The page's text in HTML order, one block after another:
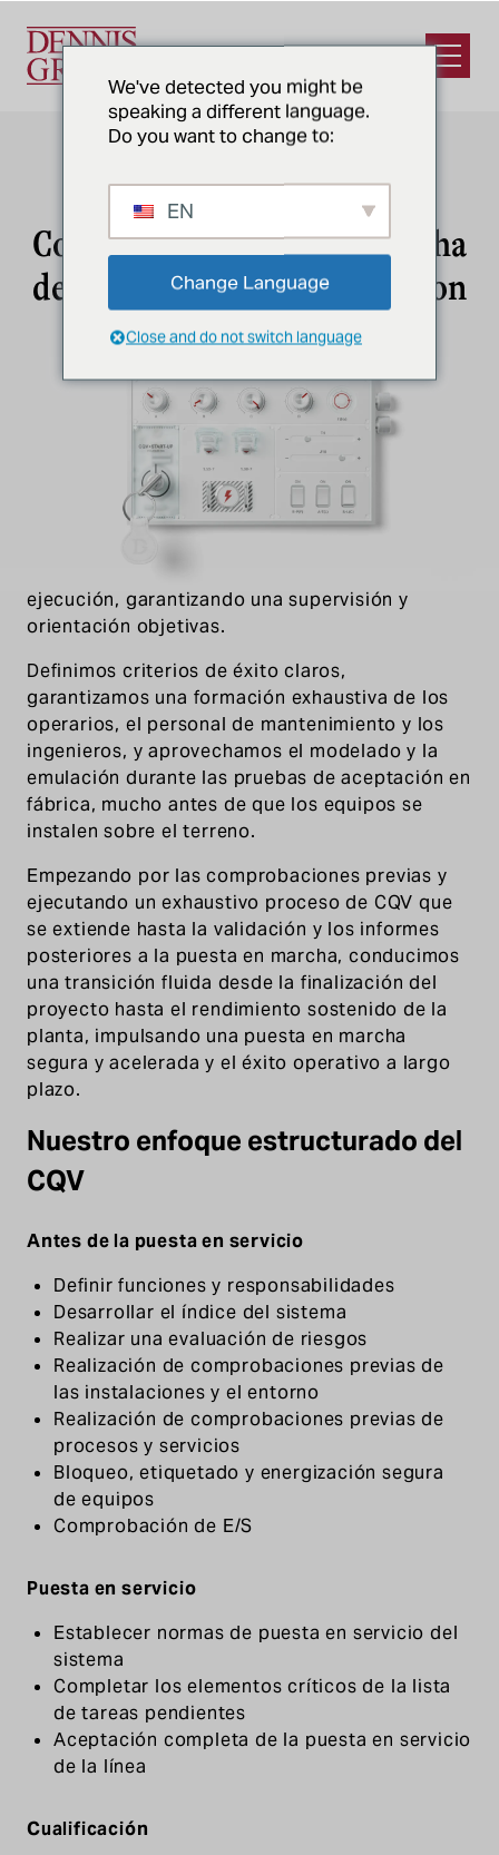
Abrir el
Puesta en marcha de la producción
de alimentos y bebidas
El éxito de la puesta en servicio comienza con
una planificación cuidadosa y una ejecución
estructurada. Comenzamos con un equipo
independencia de los equipos de diseño y
ejecución, garantizando una supervisión y
orientación objetivas.
Definimos criterios de éxito claros,
garantizamos una formación exhaustiva de los
operarios, el personal de mantenimiento y los
ingenieros, y aprovechamos el modelado y la
emulación durante las pruebas de aceptación en
fábrica, mucho antes de que los equipos se
instalen sobre el terreno.
Empezando por las comprobaciones previas y
ejecutando un exhaustivo proceso de CQV que
se extiende hasta la validación y los informes
posteriores a la puesta en marcha, conducimos
una transición fluida desde la finalización del
proyecto hasta el rendimiento sostenido de la
planta, impulsando una puesta en marcha
segura y acelerada y el éxito operativo a largo
plazo.
Nuestro enfoque estructurado del
CQV
Antes de la puesta en servicio
Definir funciones y responsabilidades
Desarrollar el índice del sistema
Realizar una evaluación de riesgos
Realización de comprobaciones previas de
las instalaciones y el entorno
Realización de comprobaciones previas de
procesos y servicios
Bloqueo, etiquetado y energización segura
de equipos
Comprobación de E/S
Puesta en servicio
Establecer normas de puesta en servicio del
sistema
Completar los elementos críticos de la lista
de tareas pendientes
Aceptación completa de la puesta en servicio
de la línea
Cualificación
CQV & PUESTA EN MARCHA
Consiga una puesta en marcha
de instalaciones verticales con
CQV
We've detected you might be
speaking a different language.
Do you want to change to:
EN
Change Language
Close and do not switch language